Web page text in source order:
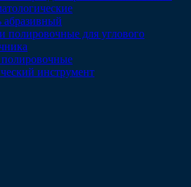
абразивный
полировочные для углового
инструмент